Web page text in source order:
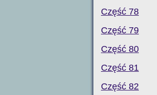
Część 78
Część 79
Część 80
Część 81
Część 82